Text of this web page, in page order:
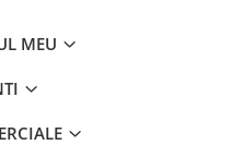
MEU